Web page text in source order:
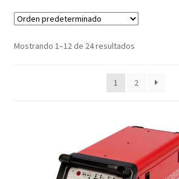
Maquinaria
Protección Laboral
Mostrando 1–12 de 24 resultados
1 2